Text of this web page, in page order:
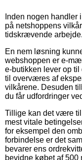
Inden nogen
på netshoppens
tidskrævende arbejde.
En nem løsning
webshoppen er e-
e-butikken lever op til
til overværes af
vilkårene. Desuden
du får udfordringer
Tillige kan det være
mest vitale
for eksempel den
forbindelse er det
bevarer ens
bevidne købet af 500